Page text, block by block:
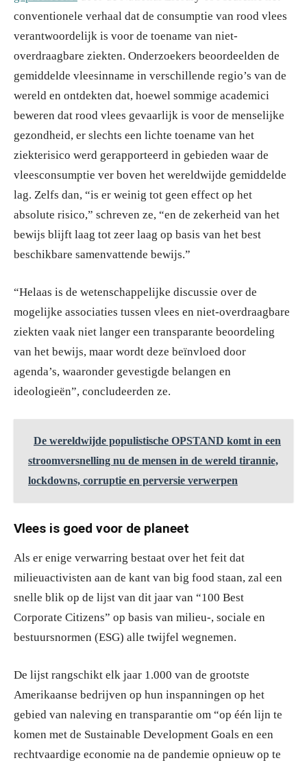
conventionele verhaal dat de consumptie van rood vlees
verantwoordelijk is voor de toename van niet-
overdraagbare ziekten. Onderzoekers beoordeelden de
gemiddelde vleesinname in verschillende regio’s van de
wereld en ontdekten dat, hoewel sommige academici
beweren dat rood vlees gevaarlijk is voor de menselijke
gezondheid, er slechts een lichte toename van het
ziekterisico werd gerapporteerd in gebieden waar de
vleesconsumptie ver boven het wereldwijde gemiddelde
lag. Zelfs dan, “is er weinig tot geen effect op het
absolute risico,” schreven ze, “en de zekerheid van het
bewijs blijft laag tot zeer laag op basis van het best
beschikbare samenvattende bewijs.”
“Helaas is de wetenschappelijke discussie over de
mogelijke associaties tussen vlees en niet-overdraagbare
ziekten vaak niet langer een transparante beoordeling
van het bewijs, maar wordt deze beïnvloed door
agenda’s, waaronder gevestigde belangen en
ideologieën”, concludeerden ze.
De wereldwijde populistische OPSTAND komt in een
stroomversnelling nu de mensen in de wereld tirannie,
lockdowns, corruptie en perversie verwerpen
Vlees is goed voor de planeet
Als er enige verwarring bestaat over het feit dat
milieuactivisten aan de kant van big food staan, zal een
snelle blik op de lijst van dit jaar van “100 Best
Corporate Citizens” op basis van milieu-, sociale en
bestuursnormen (ESG) alle twijfel wegnemen.
De lijst rangschikt elk jaar 1.000 van de grootste
Amerikaanse bedrijven op hun inspanningen op het
gebied van naleving en transparantie om “op één lijn te
komen met de Sustainable Development Goals en een
rechtvaardige economie na de pandemie opnieuw op te